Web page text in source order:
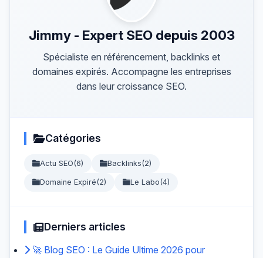
Jimmy - Expert SEO depuis 2003
Spécialiste en référencement, backlinks et
domaines expirés. Accompagne les entreprises
dans leur croissance SEO.
Catégories
Actu SEO(6) Backlinks(2)
Domaine Expiré(2) Le Labo(4)
Derniers articles
🚀 Blog SEO : Le Guide Ultime 2026 pour